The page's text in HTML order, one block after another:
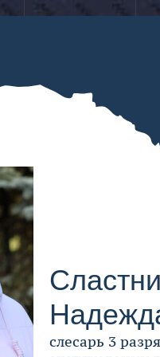
Строительство
cлесарь 3